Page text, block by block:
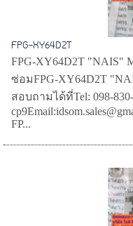
FPG-XY64D2T
FPG-XY64D2T "NAIS"
ซ่อมFPG-XY64D2T
สอบถามได้ที่Tel: 098-
FP...